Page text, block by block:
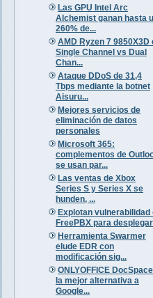
Las GPU Intel Arc
Alchemist ganan hasta
260% de...
AMD Ryzen 7 9850X3D
Single Channel vs Dual
Chan...
Ataque DDoS de 31,4
Tbps mediante la botnet
Aisuru...
Mejores servicios de
eliminación de datos
personales
Microsoft 365:
complementos de
se usan par...
Las ventas de Xbox
Series S y Series X se
hunden, ...
Explotan vulnerabilidad
FreePBX para
Herramienta Swarmer
elude EDR con
modificación sig...
ONLYOFFICE
la mejor alternativa a
Google...